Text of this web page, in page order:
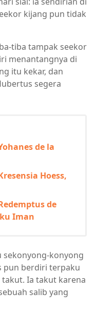
kijang pun tidak
tiba tampak seekor
menantangnya di
itu kekar, dan
segera
de la
Hoess,
de
Iman
sekonyong-konyong
pun berdiri terpaku
Ia takut karena
salib yang